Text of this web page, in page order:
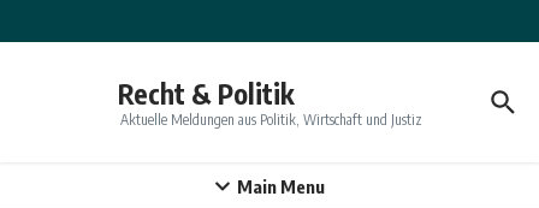
Recht & Politik
Aktuelle Meldungen aus Politik, Wirtschaft und Justiz
Main Menu